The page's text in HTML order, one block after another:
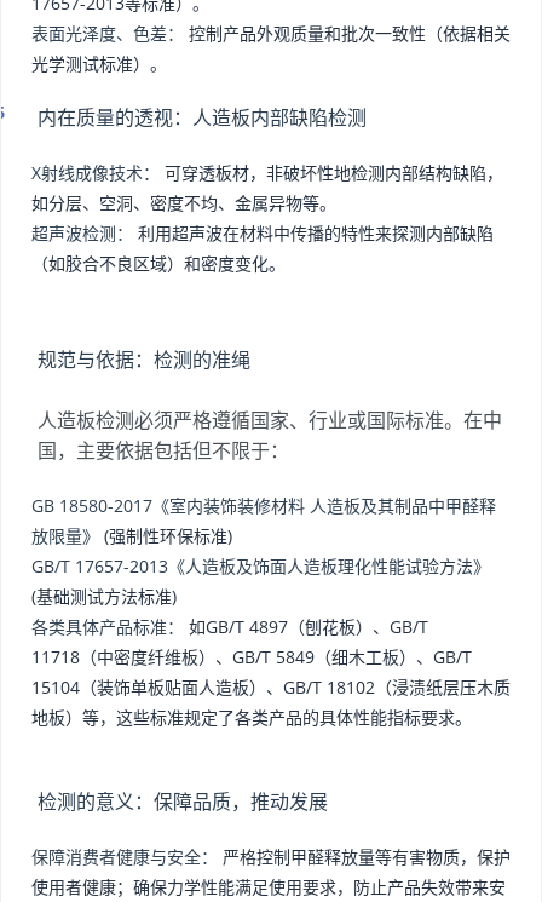
表面光泽度、色差：
控制产品外观质量和批次一致性（依据相关
光学测试标准）。
内在质量的透视：人造板内部缺陷检测
X射线成像技术：
可穿透板材，非破坏性地检测内部结构缺陷，
如分层、空洞、密度不均、金属异物等。
超声波检测：
利用超声波在材料中传播的特性来探测内部缺陷
（如胶合不良区域）和密度变化。
规范与依据：检测的准绳
人造板检测必须严格遵循国家、行业或国际标准。在中
国，主要依据包括但不限于：
GB 18580-2017《室内装饰装修材料 人造板及其制品中甲醛释
放限量》 (强制性环保标准)
GB/T 17657-2013《人造板及饰面人造板理化性能试验方法》
(基础测试方法标准)
各类具体产品标准：
如GB/T 4897（刨花板）、GB/T
11718（中密度纤维板）、GB/T 5849（细木工板）、GB/T
15104（装饰单板贴面人造板）、GB/T 18102（浸渍纸层压木质
地板）等，这些标准规定了各类产品的具体性能指标要求。
检测的意义：保障品质，推动发展
保障消费者健康与安全：
严格控制甲醛释放量等有害物质，保护
使用者健康；确保力学性能满足使用要求，防止产品失效带来安